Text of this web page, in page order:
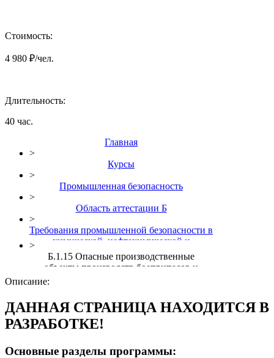
Стоимость:
4 980 ₽/чел.
Длительность:
40 час.
Главная
>
Курсы
>
Промышленная безопасность
>
Область аттестации Б
>
Требования промышленной безопасности в
химической, нефтехимической и
нефтегазоперерабатывающей
промышленности (Б.1)
>
Б.1.15 Опасные производственные
объекты производств боеприпасов и
Описание:
ДАННАЯ СТРАНИЦА НАХОДИТСЯ В
РАЗРАБОТКЕ!
Основные разделы программы: